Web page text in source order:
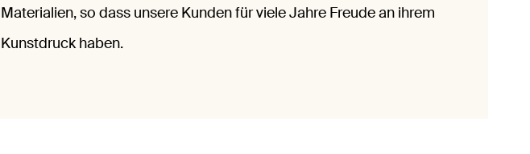
Materialien, so dass unsere Kunden für viele Jahre Freude an ihrem
Kunstdruck haben.